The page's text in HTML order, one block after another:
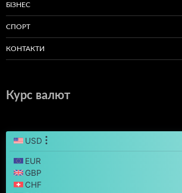
БІЗНЕС
СПОРТ
КОНТАКТИ
Курс валют